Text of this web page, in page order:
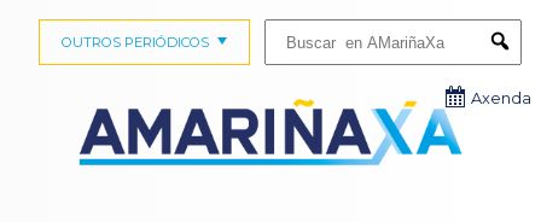
OUTROS PERIÓDICOS
Axenda